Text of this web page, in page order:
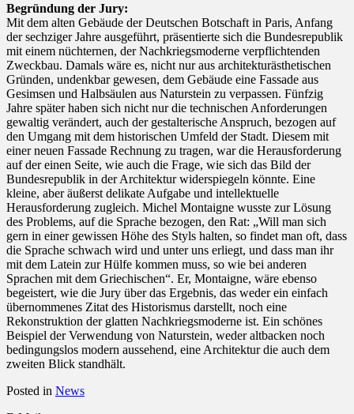
Begründung der Jury:
Mit dem alten Gebäude der Deutschen Botschaft in Paris, Anfang
der sechziger Jahre ausgeführt, präsentierte sich die Bundesrepublik
mit einem nüchternen, der Nachkriegsmoderne verpflichtenden
Zweckbau. Damals wäre es, nicht nur aus architekturästhetischen
Gründen, undenkbar gewesen, dem Gebäude eine Fassade aus
Gesimsen und Halbsäulen aus Naturstein zu verpassen. Fünfzig
Jahre später haben sich nicht nur die technischen Anforderungen
gewaltig verändert, auch der gestalterische Anspruch, bezogen auf
den Umgang mit dem historischen Umfeld der Stadt. Diesem mit
einer neuen Fassade Rechnung zu tragen, war die Herausforderung
auf der einen Seite, wie auch die Frage, wie sich das Bild der
Bundesrepublik in der Architektur widerspiegeln könnte. Eine
kleine, aber äußerst delikate Aufgabe und intellektuelle
Herausforderung zugleich. Michel Montaigne wusste zur Lösung
des Problems, auf die Sprache bezogen, den Rat: „Will man sich
gern in einer gewissen Höhe des Styls halten, so findet man oft, dass
die Sprache schwach wird und unter uns erliegt, und dass man ihr
mit dem Latein zur Hülfe kommen muss, so wie bei anderen
Sprachen mit dem Griechischen“. Er, Montaigne, wäre ebenso
begeistert, wie die Jury über das Ergebnis, das weder ein einfach
übernommenes Zitat des Historismus darstellt, noch eine
Rekonstruktion der glatten Nachkriegsmoderne ist. Ein schönes
Beispiel der Verwendung von Naturstein, weder altbacken noch
bedingungslos modern aussehend, eine Architektur die auch dem
zweiten Blick standhält.
Posted in News